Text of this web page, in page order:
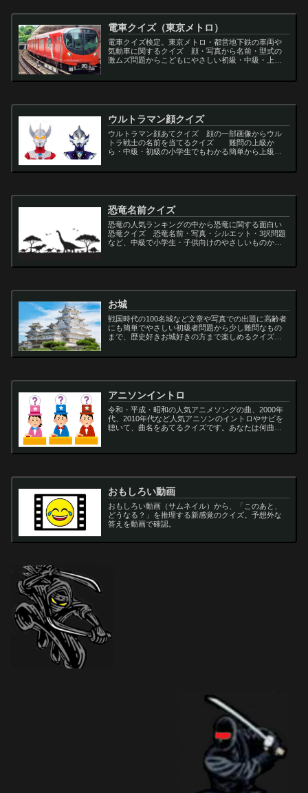
電車クイズ（東京メトロ）
電車クイズ検定。東京メトロ・都営地下鉄の車両や
気動車に関するクイズ 顔・写真から名前・型式の
激ムズ問題からこどもにやさしい初級・中級・上級
ウルトラマン顔クイズ
ウルトラマン顔あてクイズ 顔の一部画像からウル
トラ戦士の名前を当てるクイズ 難問の上級か
ら・中級・初級の小学生でもわかる簡単から上級者
恐竜名前クイズ
恐竜の人気ランキングの中から恐竜に関する面白い
恐竜クイズ 恐竜名前・写真・シルエット・3択問題
など、中級で小学生・子供向けのやさしいものから
サ...
お城
戦国時代の100名城など文章や写真での出題に高齢者
にも簡単でやさしい初級者問題から少し難問なもの
まで、歴史好きお城好きの方まで楽しめるクイズで
アニソンイントロ
令和・平成・昭和の人気アニメソングの曲、2000年
代、2010年代など人気アニソンのイントロやサビを
聴いて、曲名をあてるクイズです。あなたは何曲わ
おもしろい動画
おもしろい動画（サムネイル）から、「このあと、
どうなる？」を推理する新感覚のクイズ。予想外な
答えを動画で確認。